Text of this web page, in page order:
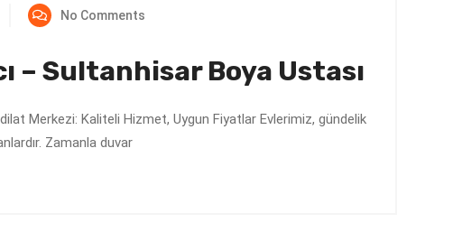
No Comments
– Sultanhisar Boya Ustası
Merkezi: Kaliteli Hizmet, Uygun Fiyatlar Evlerimiz, gündelik
Zamanla duvar